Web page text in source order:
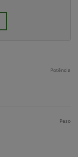
Potência
Peso